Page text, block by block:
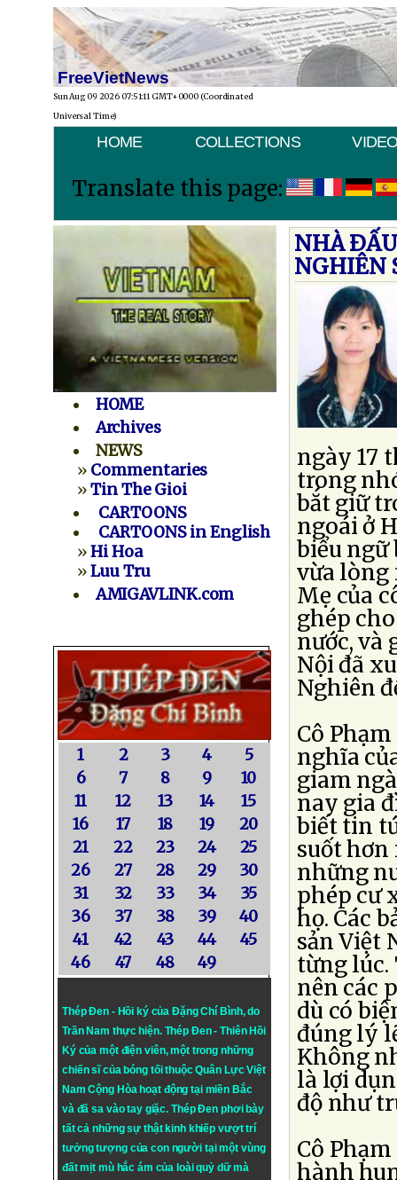
FreeVietNews
Sun Aug 09 2026 07:51:11 GMT+0000 (Coordinated
Universal Time)
HOME COLLECTIONS
Translate this page:
HOME
Archives
NEWS
» Commentaries
»Tin The Gioi
CARTOONS
CARTOONS in English
»Hi Hoa
»Luu Tru
AMIGAVLINK.com
1 2 3 4
5
6
7 8 9
10
11
12 13 14
15
16
17 18 19
20
21
22 23 24
25
26
27 28 29
30
31
32 33 34
35
36
37 38 39
40
41
42 43 44
45
46
47 48 49
Thép Đen - Hồi ký của Đặng Chí Bình, do
Trần Nam thực hiện. Thép Đen- Thiên Hồi
Ký của một điện viên, một trong những
chiến sĩ của bóng tối thuộc Quân Lực Việt
Nam Cộng Hòa hoạt động tại miền Bắc
và đã sa vào tay giặc. Thép Đen phơi bày
tất cả những sự thật kinh khiếp vượt trí
tưởng tượng của con người tại một vùng
đất mịt mù hắc ám của loài quỷ dữ mà
NHÀ
NGHIÊN
ngày 17
trong
bắt giữ
ngoái ở
biểu ngữ
vừa lòng
Mẹ của
ghép
nước, và
Nội đã
Nghiên
Cô
nghĩa
giam
nay gia
biết tin
suốt hơn
những
phép cư
họ. Các
sản Việt
từng lúc.
nên các
dù có
đúng lý
Không
là lợi
độ như
Cô
hành